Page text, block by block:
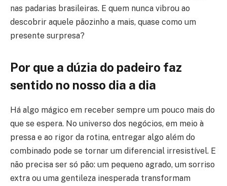
nas padarias brasileiras. E quem nunca vibrou ao
descobrir aquele pãozinho a mais, quase como um
presente surpresa?
Por que a dúzia do padeiro faz
sentido no nosso dia a dia
Há algo mágico em receber sempre um pouco mais do
que se espera. No universo dos negócios, em meio à
pressa e ao rigor da rotina, entregar algo além do
combinado pode se tornar um diferencial irresistível. E
não precisa ser só pão: um pequeno agrado, um sorriso
extra ou uma gentileza inesperada transformam